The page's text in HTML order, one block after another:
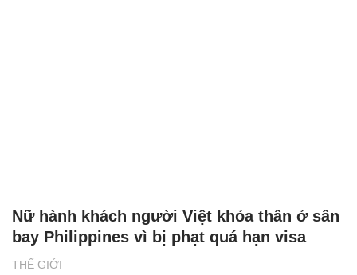
THẾ GIỚI
Nữ hành khách người Việt khỏa thân ở sân
bay Philippines vì bị phạt quá hạn visa